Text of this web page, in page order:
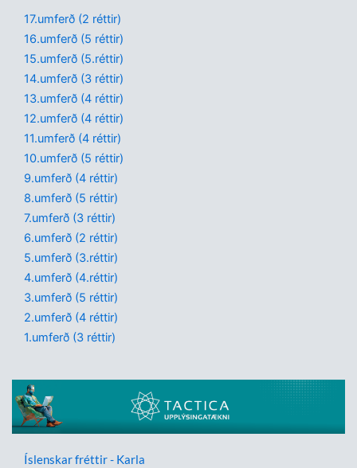
17.umferð (2 réttir)
16.umferð (5 réttir)
15.umferð (5.réttir)
14.umferð (3 réttir)
13.umferð (4 réttir)
12.umferð (4 réttir)
11.umferð (4 réttir)
10.umferð (5 réttir)
9.umferð (4 réttir)
8.umferð (5 réttir)
7.umferð (3 réttir)
6.umferð (2 réttir)
5.umferð (3.réttir)
4.umferð (4.réttir)
3.umferð (5 réttir)
2.umferð (4 réttir)
1.umferð (3 réttir)
Íslenskar fréttir - Karla